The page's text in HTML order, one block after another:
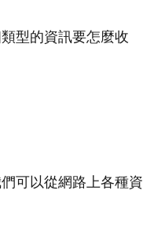
型的資訊要怎麼收
可以從網路上各種資